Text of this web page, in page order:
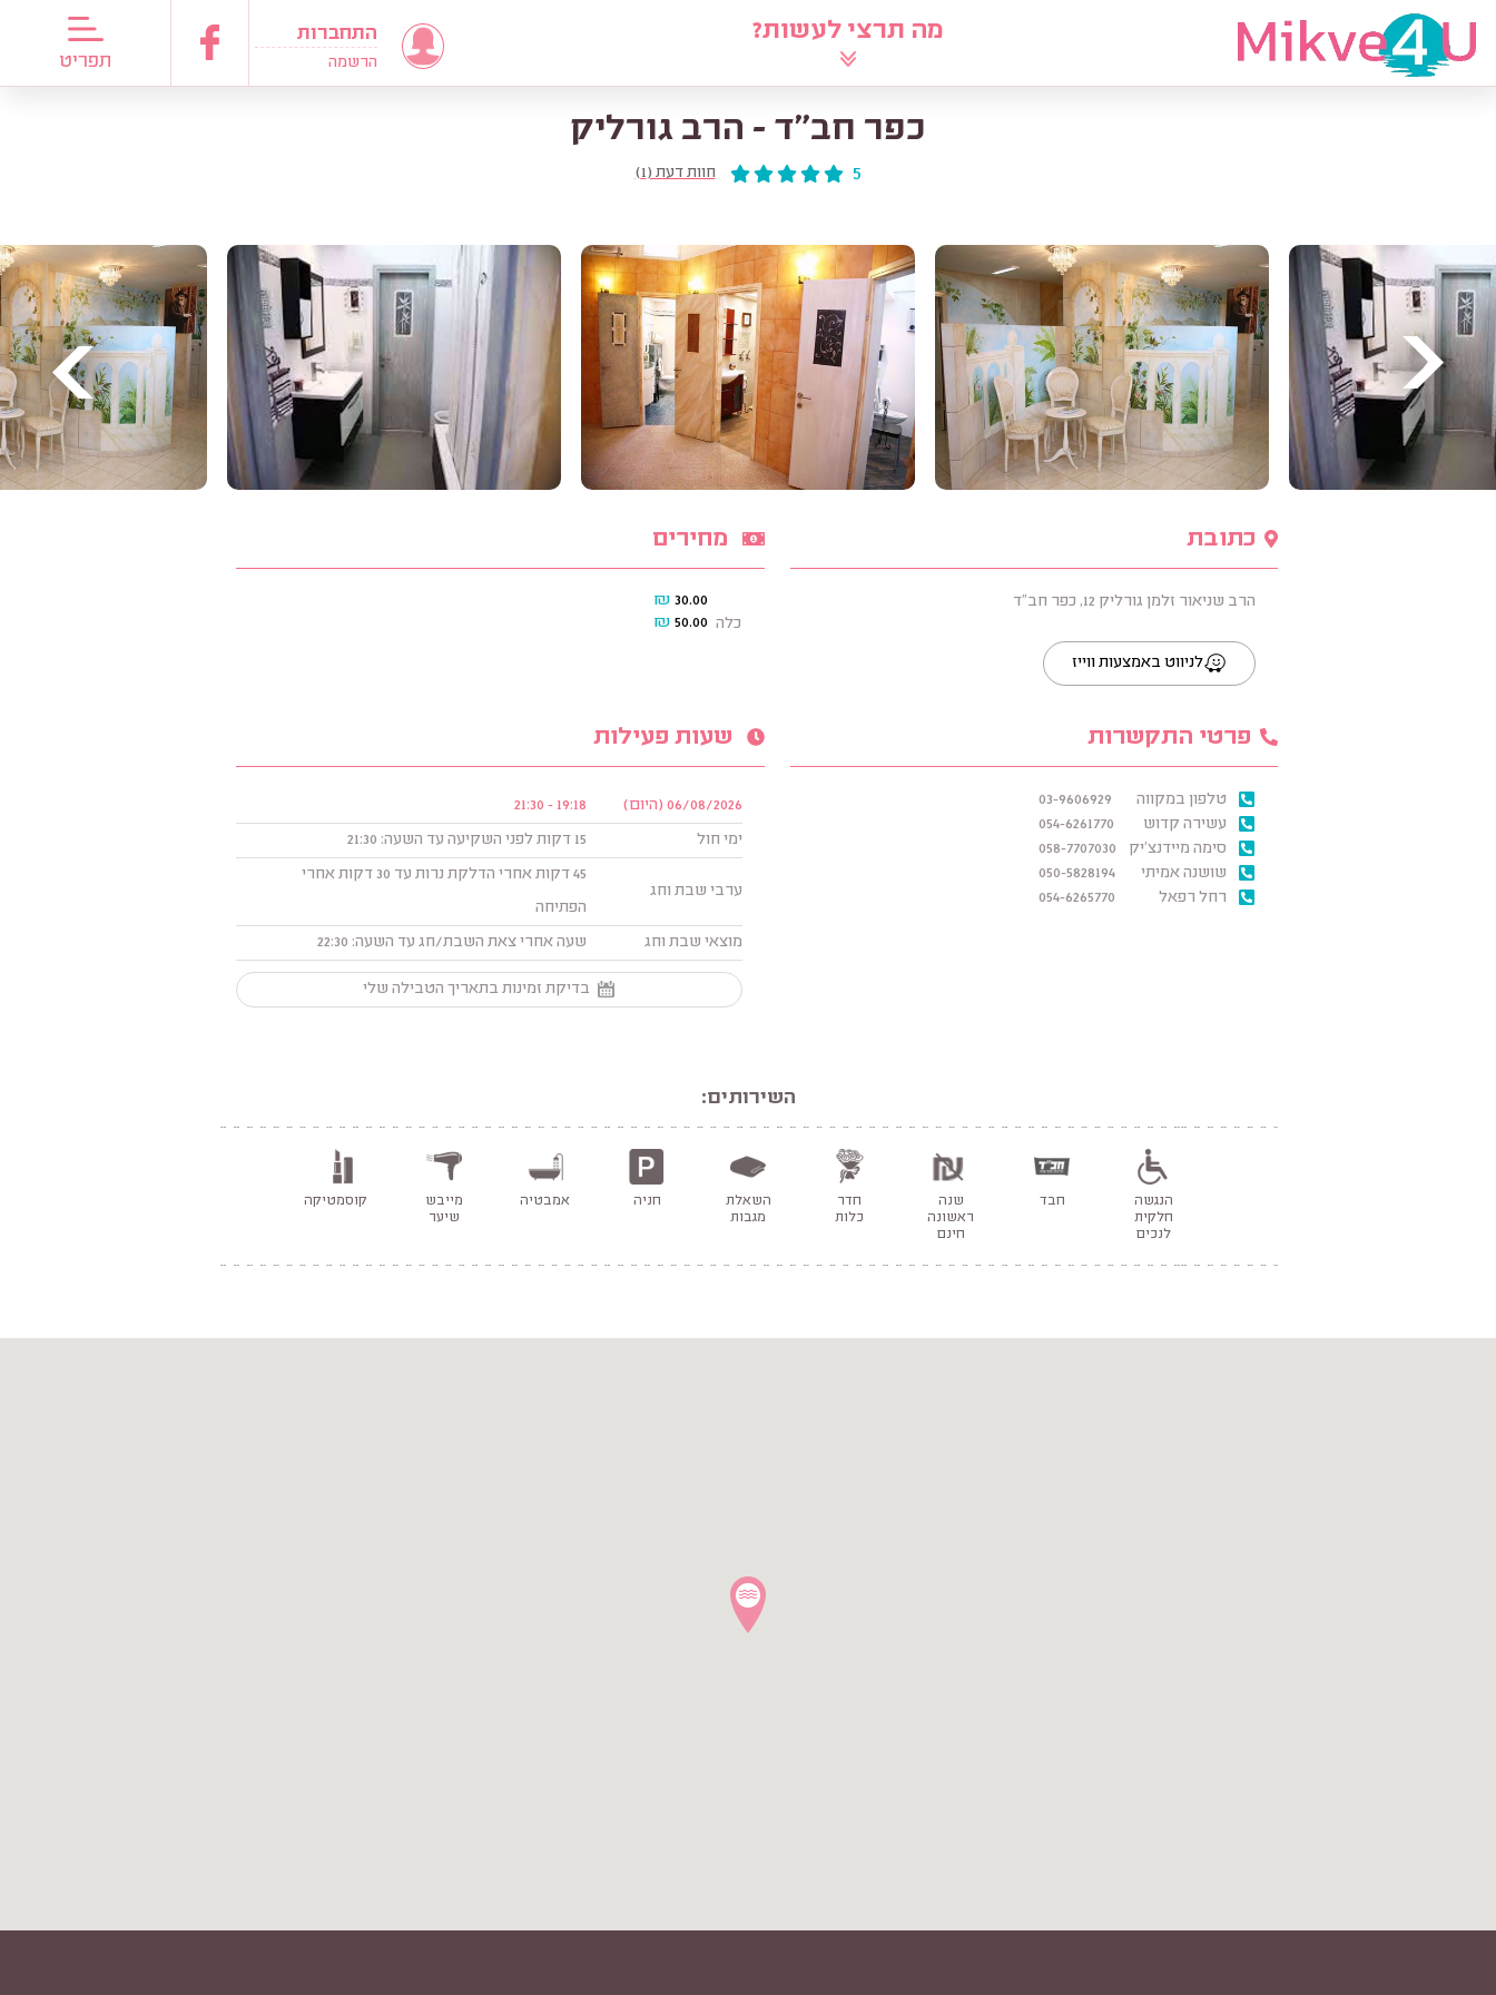
מה תרצי לעשות?
תפריט
התחברות
הרשמה
לוח שאלי את הרב מדריכות כלות
כפר חב"ד - הרב גורליק
5 חוות דעת (1)
כתובת
הרב שניאור זלמן גורליק 12, כפר חב"ד
לניווט באמצעות ווייז
מחירים
30.00
₪
כלה 50.00
₪
פרטי התקשרות
טלפון במקווה
03-9606929
עשירה קדוש
054-6261770
סימה מיידנצ'יק
058-7707030
שושנה אמיתי
050-5828194
רחל רפאל
054-6265770
שעות פעילות
06/08/2026 (היום)
19:18 - 21:30
ימי חול
15 דקות לפני השקיעה עד השעה: 21:30
ערבי שבת וחג
45 דקות אחרי הדלקת נרות עד 30 דקות אחרי
הפתיחה
מוצאי שבת וחג
שעה אחרי צאת השבת/חג עד השעה: 22:30
בדיקת זמינות בתאריך הטבילה שלי
השירותים:
הנגשה
חלקית
לנכים
חבד
שנה
ראשונה
חינם
חדר
כלות
השאלת
מגבות
חניה אמבטיה
מייבש
שיער
קוסמטיקה